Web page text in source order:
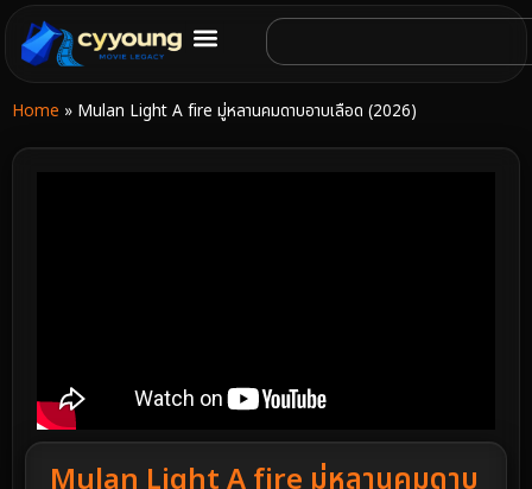
Home » Mulan Light A fire มู่หลานคมดาบอาบเลือด (2026)